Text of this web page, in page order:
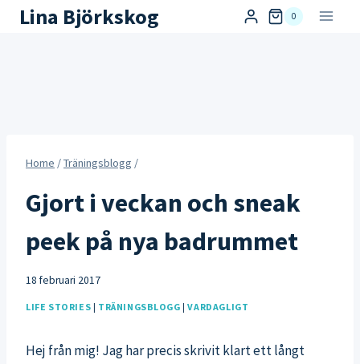
SkipLina Björkskog 0
Home /Träningsblogg /
Gjort i veckan och sneak
peek på nya badrummet
18 februari 2017
LIFE STORIES | TRÄNINGSBLOGG |VARDAGLIGT
Hej från mig! Jag har precis skrivit klart ett långt